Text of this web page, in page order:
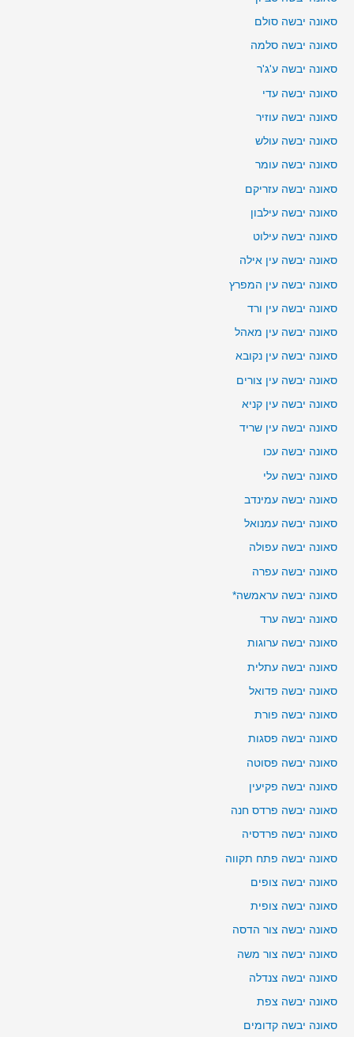
סאונה יבשה סולם
סאונה יבשה סלמה
סאונה יבשה ע'ג'ר
סאונה יבשה עדי
סאונה יבשה עוזיר
סאונה יבשה עולש
סאונה יבשה עומר
סאונה יבשה עזריקם
סאונה יבשה עילבון
סאונה יבשה עילוט
סאונה יבשה עין אילה
סאונה יבשה עין המפרץ
סאונה יבשה עין ורד
סאונה יבשה עין מאהל
סאונה יבשה עין נקובא
סאונה יבשה עין צורים
סאונה יבשה עין קניא
סאונה יבשה עין שריד
סאונה יבשה עכו
סאונה יבשה עלי
סאונה יבשה עמינדב
סאונה יבשה עמנואל
סאונה יבשה עפולה
סאונה יבשה עפרה
סאונה יבשה עראמשה*
סאונה יבשה ערד
סאונה יבשה ערוגות
סאונה יבשה עתלית
סאונה יבשה פדואל
סאונה יבשה פורת
סאונה יבשה פסגות
סאונה יבשה פסוטה
סאונה יבשה פקיעין
סאונה יבשה פרדס חנה
סאונה יבשה פרדסיה
סאונה יבשה פתח תקווה
סאונה יבשה צופים
סאונה יבשה צופית
סאונה יבשה צור הדסה
סאונה יבשה צור משה
סאונה יבשה צנדלה
סאונה יבשה צפת
סאונה יבשה קדומים